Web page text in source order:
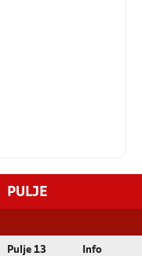
PULJE
Pulje 13 Info